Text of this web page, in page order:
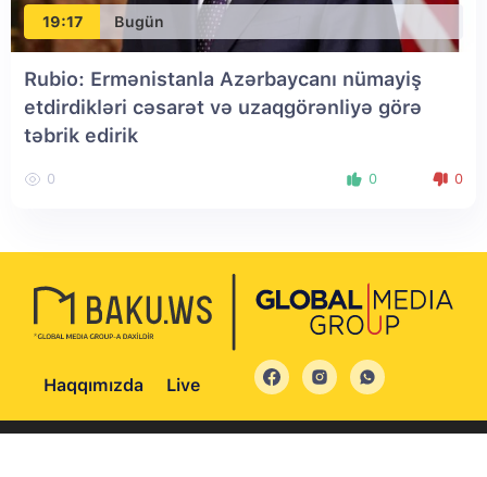
19:17 Bugün
Rubio: Ermənistanla Azərbaycanı nümayiş
etdirdikləri cəsarət və uzaqgörənliyə görə
təbrik edirik
0 0 0
Haqqımızda Live